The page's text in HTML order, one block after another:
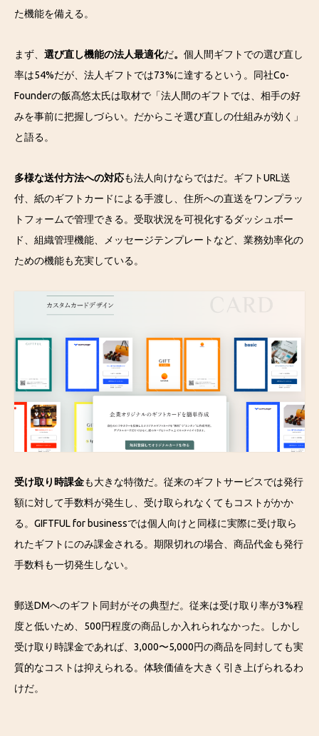
た機能を備える。
まず、 選び直し機能の法人最適化だ。 個人間ギフトでの選び直し
率は54%だが、法人ギフトでは73%に達するという。同社Co-
Founderの飯髙悠太氏は取材で「法人間のギフトでは、相手の好
みを事前に把握しづらい。だからこそ選び直しの仕組みが効く」
と語る。
多様な送付方法への対応も法人向けならではだ。ギフトURL送
付、紙のギフトカードによる手渡し、住所への直送をワンプラッ
トフォームで管理できる。受取状況を可視化するダッシュボー
ド、組織管理機能、メッセージテンプレートなど、業務効率化の
ための機能も充実している。
受け取り時課金も大きな特徴だ。従来のギフトサービスでは発行
額に対して手数料が発生し、受け取られなくてもコストがかか
る。GIFTFUL for businessでは個人向けと同様に実際に受け取ら
れたギフトにのみ課金される。期限切れの場合、商品代金も発行
手数料も一切発生しない。
郵送DMへのギフト同封がその典型だ。従来は受け取り率が3%程
度と低いため、500円程度の商品しか入れられなかった。しかし
受け取り時課金であれば、3,000〜5,000円の商品を同封しても実
質的なコストは抑えられる。体験価値を大きく引き上げられるわ
けだ。